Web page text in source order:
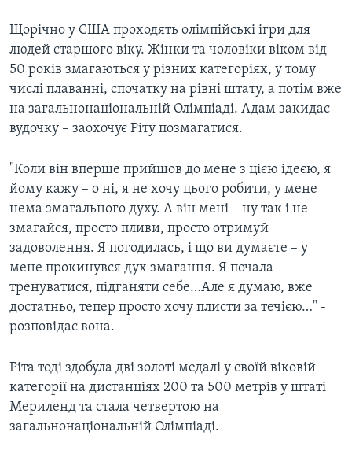
Щорічно у США проходять олімпійські ігри для
людей старшого віку. Жінки та чоловіки віком від
50 років змагаються у різних категоріях, у тому
числі плаванні, спочатку на рівні штату, а потім вже
на загальнонаціональній Олімпіаді. Адам закидає
вудочку – заохочує Ріту позмагатися.
"Коли він вперше прийшов до мене з цією ідеєю, я
йому кажу – о ні, я не хочу цього робити, у мене
нема змагального духу. А він мені – ну так і не
змагайся, просто пливи, просто отримуй
задоволення. Я погодилась, і що ви думаєте – у
мене прокинувся дух змагання. Я почала
тренуватися, підганяти себе…Але я думаю, вже
достатньо, тепер просто хочу плисти за течією…" -
розповідає вона.
Ріта тоді здобула дві золоті медалі у своїй віковій
категорії на дистанціях 200 та 500 метрів у штаті
Мериленд та стала четвертою на
загальнонаціональній Олімпіаді.